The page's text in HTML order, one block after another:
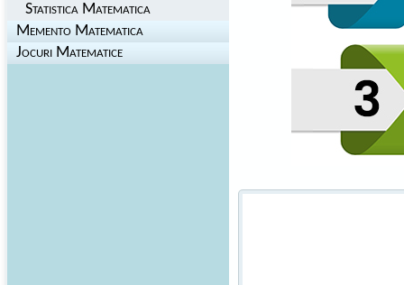
Statistica Matematica
Memento Matematica
Jocuri Matematice